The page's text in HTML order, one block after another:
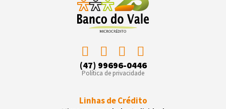
(47) 99696-0446
Política de privacidade
Linhas de Crédito